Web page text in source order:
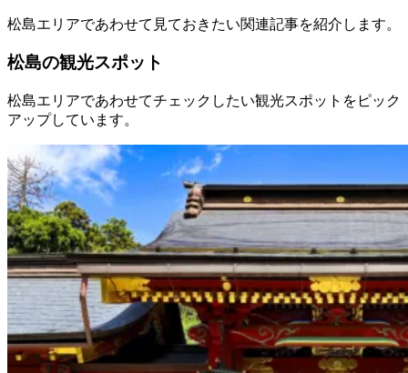
松島エリアであわせて見ておきたい関連記事を紹介します。
松島の観光スポット
松島エリアであわせてチェックしたい観光スポットをピック
アップしています。